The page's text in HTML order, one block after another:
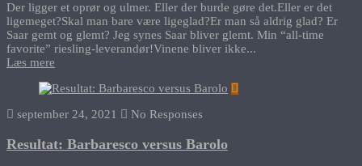
Der ligger et oprør og ulmer. Eller der burde gøre det.Eller er det
ligemeget?Skal man bare være ligeglad?Er man så aldrig glad? Er
Saar gemt og glemt? Jeg synes Saar bliver glemt. Min “all-time
favorite” riesling-leverandør!Vinene bliver ikke...
Læs mere
september 24, 2021 No Responses
Resultat: Barbaresco versus Barolo